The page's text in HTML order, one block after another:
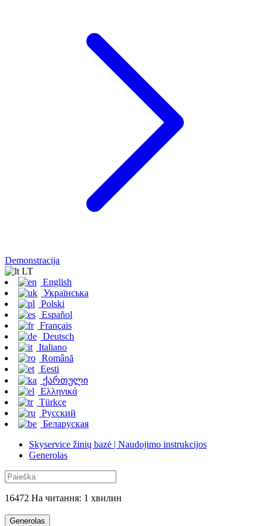
Demonstracija
LT
English
Українська
Polski
Español
Français
Deutsch
Italiano
Română
Eesti
ქართული
Ελληνικά
Türkçe
Русский
Беларуская
Skyservice žinių bazė | Naudojimo instrukcijos
Generolas
16472 На читання: 1 хвилин
Generolas